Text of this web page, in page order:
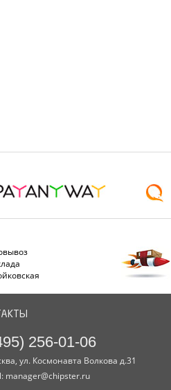
256-01-06
ул. Космонавта Волкова д.31
manager@chipster.ru